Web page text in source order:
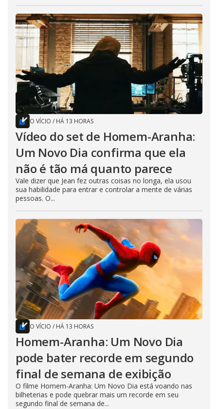
O VÍCIO / HÁ 13 HORAS
Vídeo do set de Homem-Aranha:
Um Novo Dia confirma que ela
não é tão má quanto parece
Vale dizer que Jean fez outras coisas no longa, ela usou
sua habilidade para entrar e controlar a mente de várias
pessoas. O...
O VÍCIO / HÁ 13 HORAS
Homem-Aranha: Um Novo Dia
pode bater recorde em segundo
final de semana de exibição
O filme Homem-Aranha: Um Novo Dia está voando nas
bilheterias e pode quebrar mais um recorde em seu
segundo final de semana de...